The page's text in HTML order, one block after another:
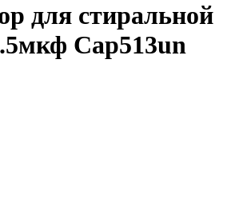
для стиральной
Cap513un